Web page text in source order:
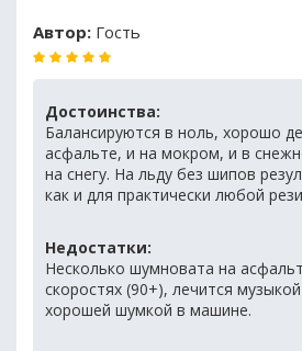
Автор: Гость
Достоинства:
Балансируются в ноль, хорошо
асфальте, и на мокром, и в
на снегу. На льду без шипов
как и для практически любой
Недостатки:
Несколько шумновата на
скоростях (90+), лечится
хорошей шумкой в машине.